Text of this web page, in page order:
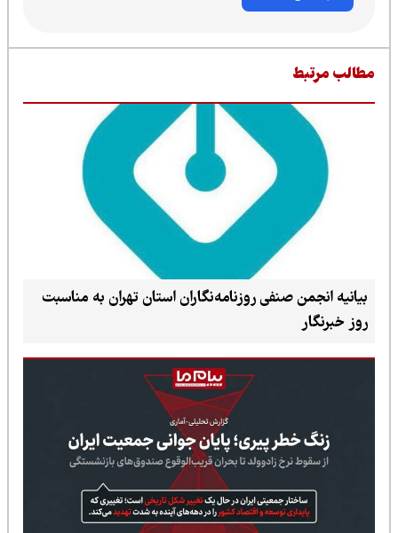
مرتبط
بیانیه انجمن صنفی روزنامه‌نگاران استان تهران به مناسبت
روز خبرنگار